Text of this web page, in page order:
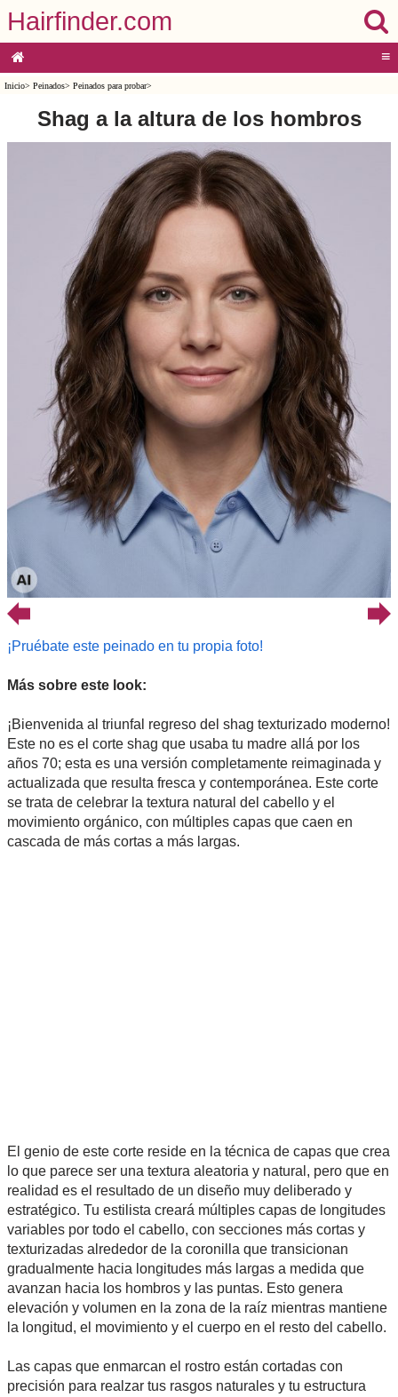
Hairfinder.com
≡
Inicio> Peinados> Peinados para probar>
Shag a la altura de los hombros
¡Pruébate este peinado en tu propia foto!
Más sobre este look:
¡Bienvenida al triunfal regreso del shag texturizado moderno!
Este no es el corte shag que usaba tu madre allá por los
años 70; esta es una versión completamente reimaginada y
actualizada que resulta fresca y contemporánea. Este corte
se trata de celebrar la textura natural del cabello y el
movimiento orgánico, con múltiples capas que caen en
cascada de más cortas a más largas.
El genio de este corte reside en la técnica de capas que crea
lo que parece ser una textura aleatoria y natural, pero que en
realidad es el resultado de un diseño muy deliberado y
estratégico. Tu estilista creará múltiples capas de longitudes
variables por todo el cabello, con secciones más cortas y
texturizadas alrededor de la coronilla que transicionan
gradualmente hacia longitudes más largas a medida que
avanzan hacia los hombros y las puntas. Esto genera
elevación y volumen en la zona de la raíz mientras mantiene
la longitud, el movimiento y el cuerpo en el resto del cabello.
Las capas que enmarcan el rostro están cortadas con
precisión para realzar tus rasgos naturales y tu estructura